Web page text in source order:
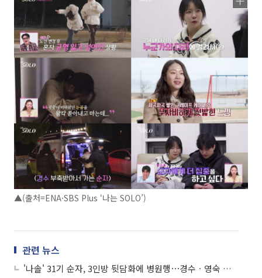
▲(출처=ENA·SBS Plus ‘나는 SOLO’)
관련 뉴스
'나솔' 31기 순자, 3인방 뒷담화에 병원행⋯경수ㆍ영숙 최커 분위기 솔솔